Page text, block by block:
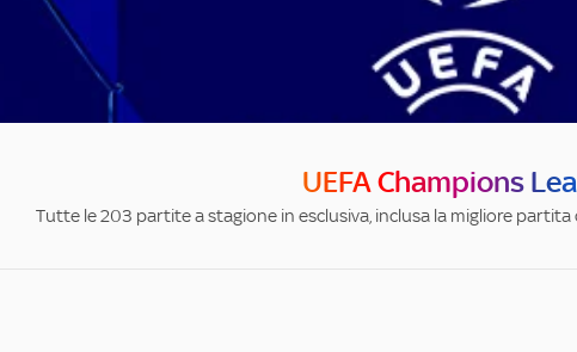
UEFA Champions
Tutte le 203 partite a stagione in esclusiva, inclusa la migliore